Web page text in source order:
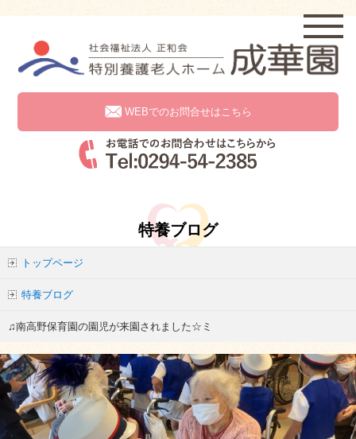
WEBでのお問合せはこちら
特養ブログ
トップページ
特養ブログ
♫南高野保育園の園児が来園されました☆ミ